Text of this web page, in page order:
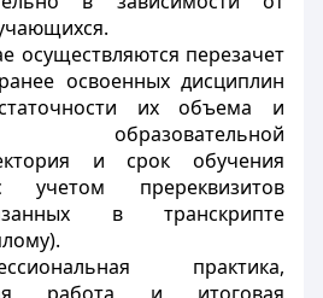
осуществляются перезачет
освоенных дисциплин
их объема и
образовательной
и срок обучения
учетом пререквизитов
в транскрипте
практика,